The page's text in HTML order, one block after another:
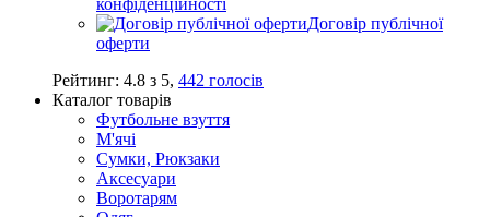
конфіденційності
Договір публічної
оферти
Рейтинг: 4.8 з 5, 442 голосів
Каталог товарів
Футбольне взуття
М'ячі
Сумки, Рюкзаки
Аксесуари
Воротарям